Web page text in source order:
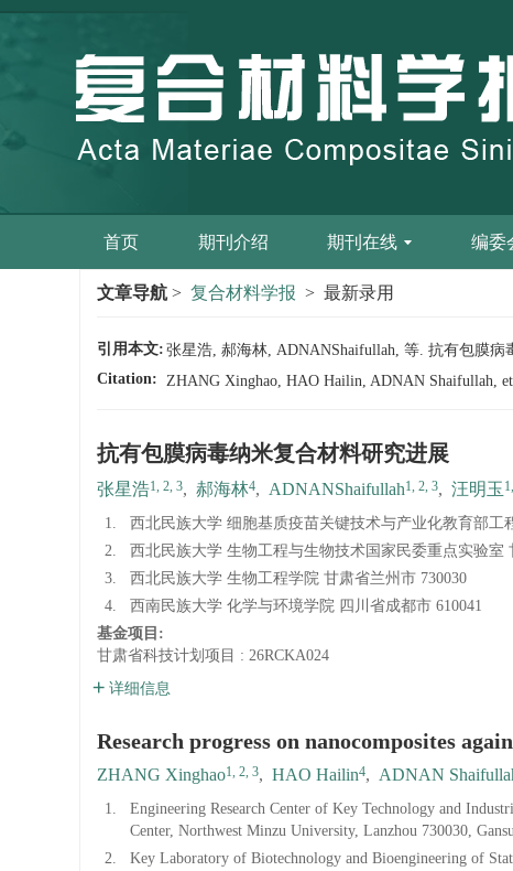
首页 期刊介绍 期刊在线 编委
文章导航 > 复合材料学报 > 最新录用
引用本文: 张星浩, 郝海林, ADNANShaifullah, 等. 抗有包膜
Citation: ZHANG Xinghao, HAO Hailin, ADNAN Shaifullah, et
抗有包膜病毒纳米复合材料研究进展
张星浩1, 2, 3, 郝海林4, ADNANShaifullah1, 2, 3, 汪明玉
1.
西北民族大学 细胞基质疫苗关键技术与产业化教育部工
2.
西北民族大学 生物工程与生物技术国家民委重点实验室
3.
西北民族大学 生物工程学院 甘肃省兰州市 730030
4.
西南民族大学 化学与环境学院 四川省成都市 610041
基金项目:
甘肃省科技计划项目 : 26RCKA024
详细信息
Research progress on nanocomposites
ZHANG Xinghao1, 2, 3, HAO Hailin4, ADNAN
1.
Engineering Research Center of Key Technology and
Center, Northwest Minzu University, Lanzhou 730030,
2.
Key Laboratory of Biotechnology and Bioengineering of